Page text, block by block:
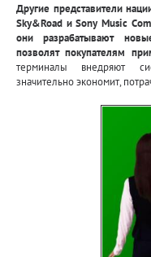
Другие представители
Sky&Road и Sony Music
они разрабатывают
позволят покупателям
терминалы внедряют
значительно экономит,